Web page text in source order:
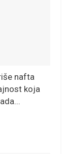
nafta
koja